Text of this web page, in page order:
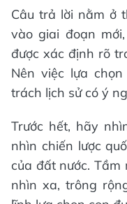
Câu trả lời nằm ở
vào giai đoạn
được xác định rõ
Nên việc lựa
trách lịch sử có ý
Trước hết, hãy
nhìn chiến lược
của đất nước.
nhìn xa, trông